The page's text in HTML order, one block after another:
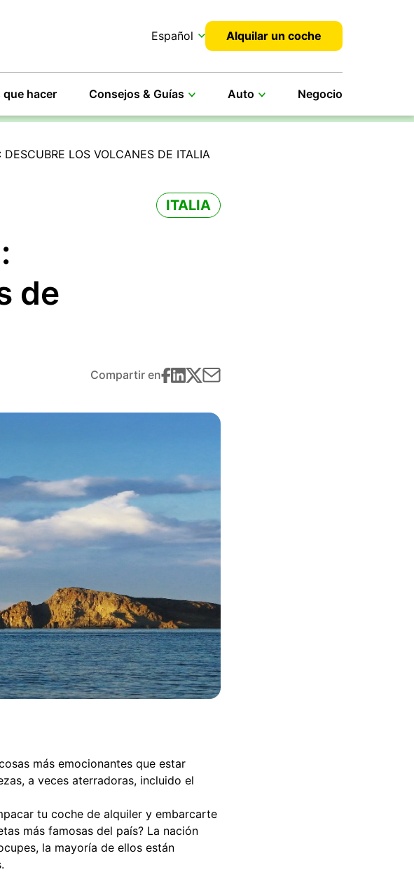
Español Alquilar un coche
que hacer Consejos & Guías Auto Negocio
LOS VOLCANES DE ITALIA
ITALIA
de
Compartir en
más emocionantes que estar
a veces aterradoras, incluido el
tu coche de alquiler y embarcarte
más famosas del país? La nación
la mayoría de ellos están